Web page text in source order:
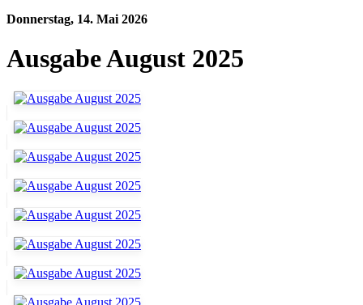
Donnerstag, 14. Mai 2026
Ausgabe August 2025